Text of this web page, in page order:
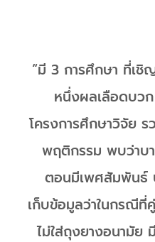
“มี 3 การศึกษา ที่เ
หนึ่งผลเลือดบว
โครงการศึกษาวิจัย
พฤติกรรม พบว่าบา
ตอนมีเพศสัมพันธ์
เก็บข้อมูลว่าในกรณีที่
ไม่ใส่ถุงยางอนามัย